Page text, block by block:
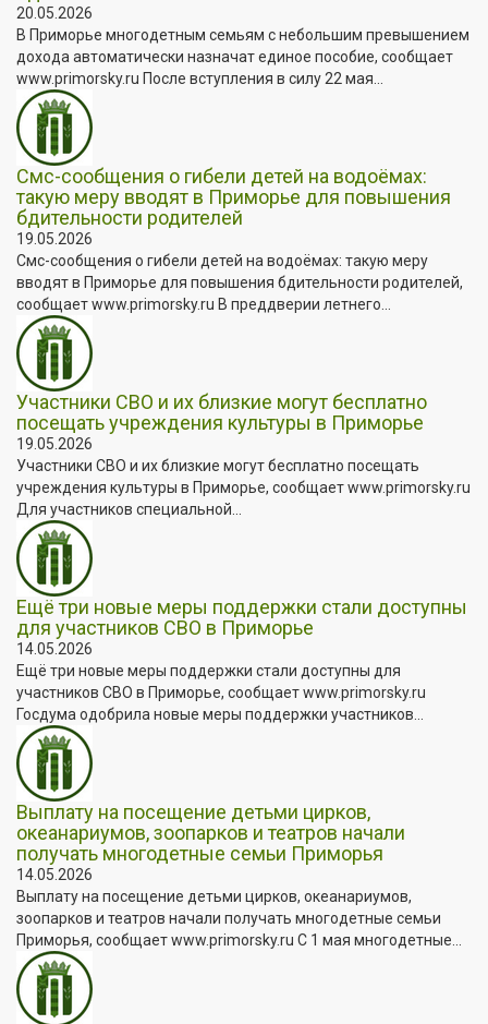
20.05.2026
В Приморье многодетным семьям с небольшим превышением
дохода автоматически назначат единое пособие, сообщает
www.primorsky.ru После вступления в силу 22 мая...
Смс-сообщения о гибели детей на водоёмах:
такую меру вводят в Приморье для повышения
бдительности родителей
19.05.2026
Смс-сообщения о гибели детей на водоёмах: такую меру
вводят в Приморье для повышения бдительности родителей,
сообщает www.primorsky.ru В преддверии летнего...
Участники СВО и их близкие могут бесплатно
посещать учреждения культуры в Приморье
19.05.2026
Участники СВО и их близкие могут бесплатно посещать
учреждения культуры в Приморье, сообщает www.primorsky.ru
Для участников специальной...
Ещё три новые меры поддержки стали доступны
для участников СВО в Приморье
14.05.2026
Ещё три новые меры поддержки стали доступны для
участников СВО в Приморье, сообщает www.primorsky.ru
Госдума одобрила новые меры поддержки участников...
Выплату на посещение детьми цирков,
океанариумов, зоопарков и театров начали
получать многодетные семьи Приморья
14.05.2026
Выплату на посещение детьми цирков, океанариумов,
зоопарков и театров начали получать многодетные семьи
Приморья, сообщает www.primorsky.ru С 1 мая многодетные...